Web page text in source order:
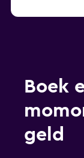
Boek
geld